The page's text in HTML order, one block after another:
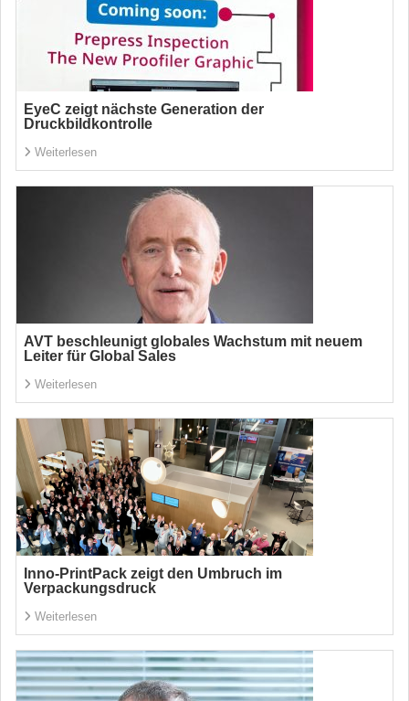
EyeC zeigt nächste Generation der
Druckbildkontrolle
Weiterlesen
AVT beschleunigt globales Wachstum mit neuem
Leiter für Global Sales
Weiterlesen
Inno-PrintPack zeigt den Umbruch im
Verpackungsdruck
Weiterlesen